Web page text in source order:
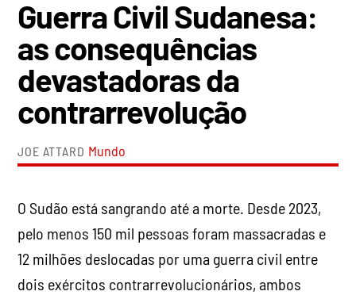
Guerra Civil Sudanesa:
as consequências
devastadoras da
contrarrevolução
JOE ATTARD Mundo
O Sudão está sangrando até a morte. Desde 2023,
pelo menos 150 mil pessoas foram massacradas e
12 milhões deslocadas por uma guerra civil entre
dois exércitos contrarrevolucionários, ambos